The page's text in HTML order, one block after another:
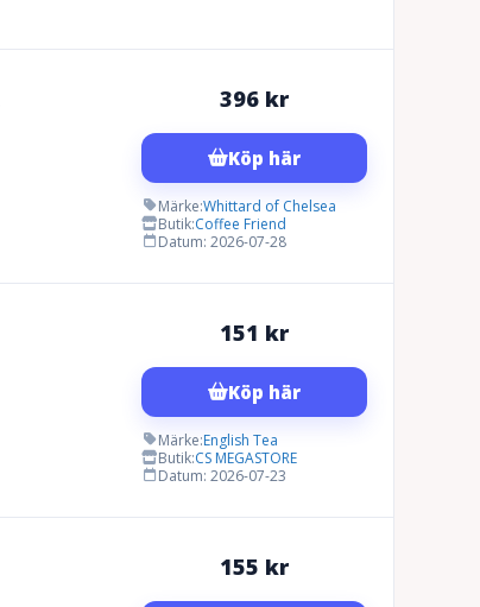
396 kr
Köp här
Märke:Whittard of Chelsea
Butik:Coffee Friend
Datum: 2026-07-28
151 kr
Köp här
Märke:English Tea
Butik:CS MEGASTORE
Datum: 2026-07-23
155 kr